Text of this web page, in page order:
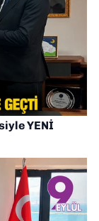
YENİ